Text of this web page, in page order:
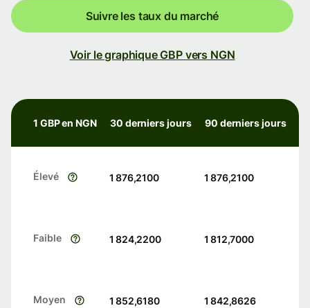
Suivre les taux du marché
Voir le graphique GBP vers NGN
1 GBP en NGN 30 derniers jours 90 derniers jours
Élevé 1 876,2100 1 876,2100
Faible 1 824,2200 1 812,7000
Moyen 1 852,6180 1 842,8626